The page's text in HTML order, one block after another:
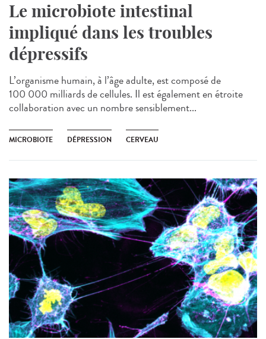
Le microbiote intestinal
impliqué dans les troubles
dépressifs
L’organisme humain, à l’âge adulte, est composé de
100 000 milliards de cellules. Il est également en étroite
collaboration avec un nombre sensiblement...
MICROBIOTE DÉPRESSION CERVEAU